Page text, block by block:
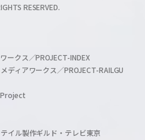
RESERVED.
ークス／PROJECT-INDEX
ディアワークス／PROJECT-RAILGU
イル製作ギルド・テレビ東京